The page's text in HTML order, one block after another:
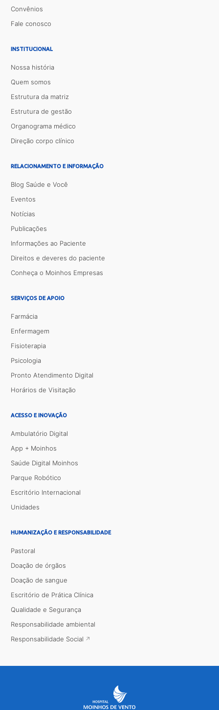
Convênios
Fale conosco
INSTITUCIONAL
Nossa história
Quem somos
Estrutura da matriz
Estrutura de gestão
Organograma médico
Direção corpo clínico
RELACIONAMENTO E INFORMAÇÃO
Blog Saúde e Você
Eventos
Notícias
Publicações
Informações ao Paciente
Direitos e deveres do paciente
Conheça o Moinhos Empresas
SERVIÇOS DE APOIO
Farmácia
Enfermagem
Fisioterapia
Psicologia
Pronto Atendimento Digital
Horários de Visitação
ACESSO E INOVAÇÃO
Ambulatório Digital
App + Moinhos
Saúde Digital Moinhos
Parque Robótico
Escritório Internacional
Unidades
HUMANIZAÇÃO E RESPONSABILIDADE
Pastoral
Doação de órgãos
Doação de sangue
Escritório de Prática Clínica
Qualidade e Segurança
Responsabilidade ambiental
Responsabilidade Social